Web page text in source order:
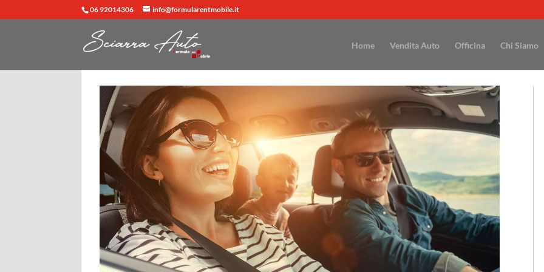
06 92014306 info@formularentmobile.it
Home Vendita Auto Officina Chi Siamo